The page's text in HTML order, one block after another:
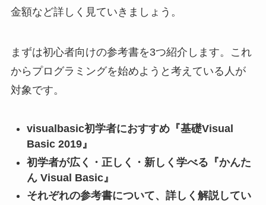
金額など詳しく見ていきましょう。
まずは初心者向けの参考書を3つ紹介します。これ
からプログラミングを始めようと考えている人が
対象です。
visualbasic初学者におすすめ『基礎Visual
Basic 2019』
初学者が広く・正しく・新しく学べる『かんた
ん Visual Basic』
それぞれの参考書について、詳しく解説してい